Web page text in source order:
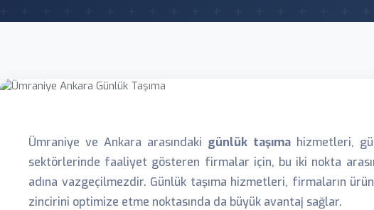
Ümraniye ve Ankara arasındaki günlük taşıma hizmetleri,
sektörlerinde faaliyet gösteren firmalar için, bu iki nokta
adına vazgeçilmezdir. Günlük taşıma hizmetleri, firmaların
zincirini optimize etme noktasında da büyük avantaj sağlar.